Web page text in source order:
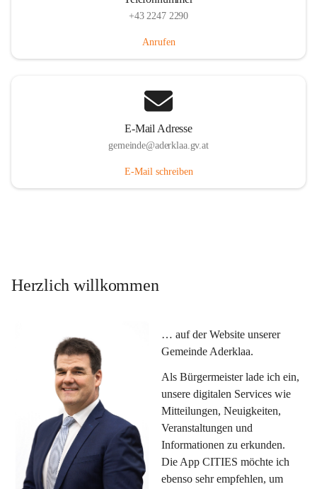
+43 2247 2290
Anrufen
E-Mail Adresse
gemeinde@aderklaa.gv.at
E-Mail schreiben
Herzlich willkommen
… auf der Website unserer
Gemeinde Aderklaa.
Als Bürgermeister lade ich ein,
unsere digitalen Services wie
Mitteilungen, Neuigkeiten,
Veranstaltungen und
Informationen zu erkunden.
Die App CITIES möchte ich
ebenso sehr empfehlen, um